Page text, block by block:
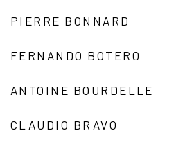
PIERRE BONNARD
FERNANDO BOTERO
ANTOINE BOURDELLE
CLAUDIO BRAVO